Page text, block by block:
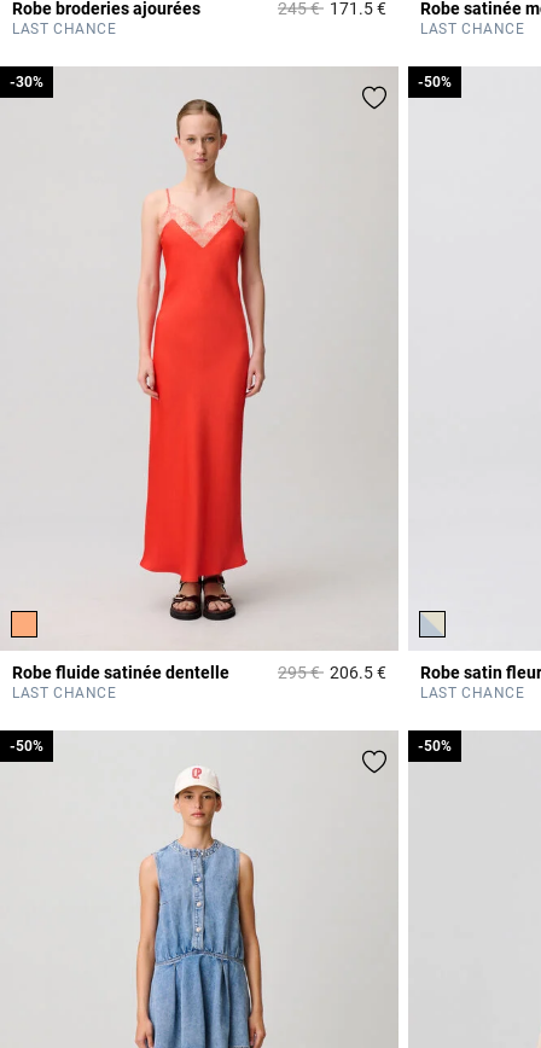
Robe broderies ajourées Prix réduit à partir de
245 €à171.5 €3,2 out of 5
LAST CHANCE
Robe satinée
LAST CHANCE
Robe fluide satinée dentelle Prix réduit à partir de
295 €à
-30%
206.5 €5 out of 5 Customer
LAST CHANCE
-30%
Robe satin
-50%
LAST CHANCE
-50%
-50%
-50% -50%
-50%